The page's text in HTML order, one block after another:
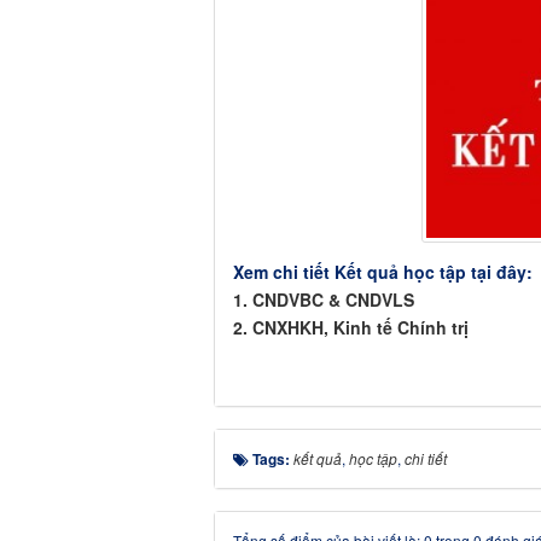
Xem chi tiết Kết quả học tập tại đây:
1. CNDVBC & CNDVLS
2. CNXHKH, Kinh tế Chính trị
Tags: kết quả, học tập, chi tiết